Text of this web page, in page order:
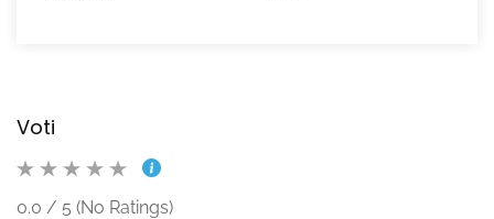
Voti
0.0 / 5 (No Ratings)